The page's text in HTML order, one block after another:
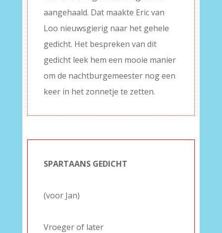
aangehaald. Dat maakte Eric van
Loo nieuwsgierig naar het gehele
gedicht. Het bespreken van dit
gedicht leek hem een mooie manier
om de nachtburgemeester nog een
keer in het zonnetje te zetten.
SPARTAANS GEDICHT
(voor Jan)
Vroeger of later